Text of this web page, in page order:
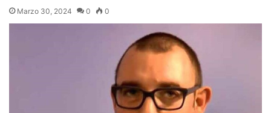
Marzo 30, 2024 0 0